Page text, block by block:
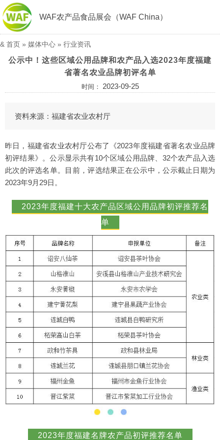
WAF农产品食品展会（WAF China）
& 首页 » 媒体中心 » 行业资讯
公示中！这些区域公用品牌和农产品入选2023年度福建
省著名农业品牌初评名单
时间： 2023-09-25
资料来源：福建省农业农村厅
昨日，福建省农业农村厅公布了《2023年度福建省著名农业品牌
初评结果》。公示显示共有10个区域公用品牌、32个农产品入选
此次的评选名单。目前，评选结果正在公示中，公示截止日期为
2023年9月29日。
2023年度福建十大农产品区域公用品牌初评推荐名
单
2023年度福建名牌农产品初评推荐名单